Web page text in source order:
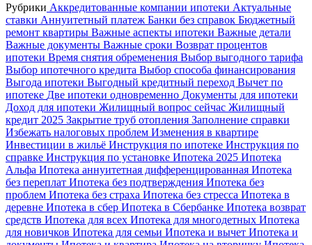
Рубрики Аккредитованные компании ипотеки Актуальные
ставки Аннуитетный платеж Банки без справок Бюджетный
ремонт квартиры Важные аспекты ипотеки Важные детали
Важные документы Важные сроки Возврат процентов
ипотеки Время снятия обременения Выбор выгодного тарифа
Выбор ипотечного кредита Выбор способа финансирования
Выгода ипотеки Выгодный кредитный переход Вычет по
ипотеке Две ипотеки одновременно Документы для ипотеки
Доход для ипотеки Жилищный вопрос сейчас Жилищный
кредит 2025 Закрытие труб отопления Заполнение справки
Избежать налоговых проблем Изменения в квартире
Инвестиции в жильё Инструкция по ипотеке Инструкция по
справке Инструкция по установке Ипотека 2025 Ипотека
Альфа Ипотека аннуитетная дифференцированная Ипотека
без переплат Ипотека без подтверждения Ипотека без
проблем Ипотека без страха Ипотека без стресса Ипотека в
деревне Ипотека в сбер Ипотека в Сбербанке Ипотека возврат
средств Ипотека для всех Ипотека для многодетных Ипотека
для новичков Ипотека для семьи Ипотека и вычет Ипотека и